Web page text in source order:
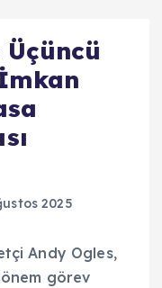
Üçüncü
2025
Andy Ogles,
görev